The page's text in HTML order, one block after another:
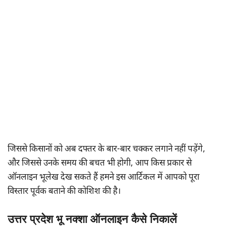
जिससे किसानों को अब दफ्तर के बार-बार चक्कर लगाने नहीं पड़ेंगे,
और जिससे उनके समय की बचत भी होगी, आप किस प्रकार से
ऑनलाइन भूलेख देख सकते हैं हमने इस आर्टिकल में आपको पूरा
विस्तार पूर्वक बताने की कोशिश की है।
उत्तर प्रदेश भू नक्शा ऑनलाइन कैसे निकालें